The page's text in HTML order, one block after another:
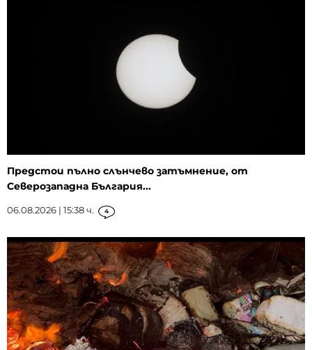
Предстои пълно слънчево затъмнение, от
Северозападна България...
06.08.2026 | 15:38 ч. 4